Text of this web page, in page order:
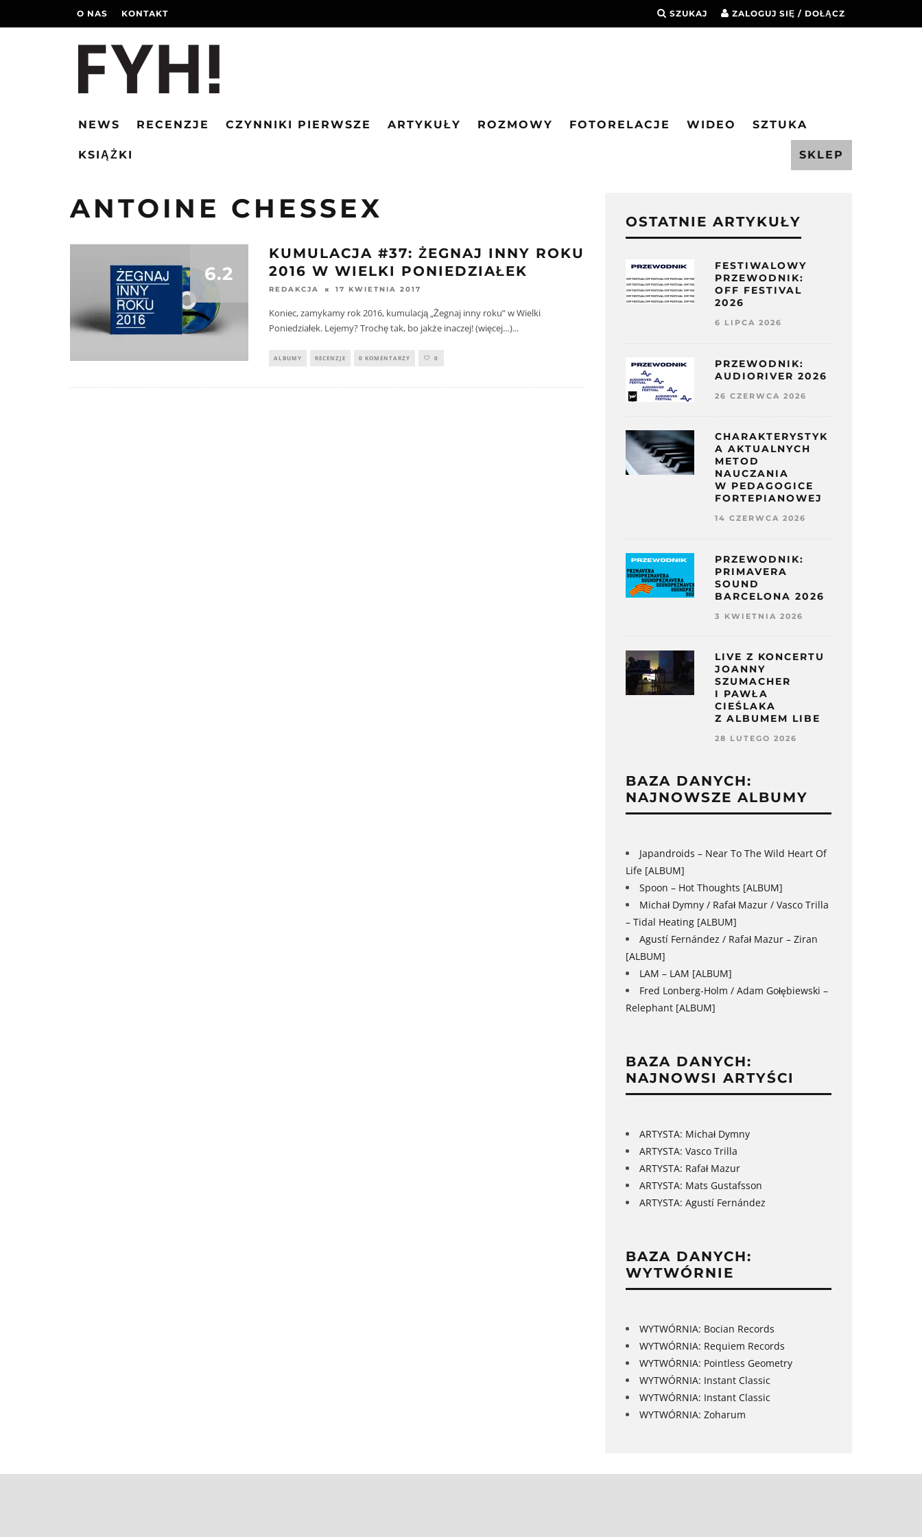
O NAS KONTAKT SZUKAJ ZALOGUJ SIĘ / DOŁĄCZ
NEWS RECENZJE CZYNNIKI PIERWSZE ARTYKUŁY ROZMOWY FOTORELACJE WIDEO SZTUKA
SKLEP
KSIĄŻKI
ANTOINE CHESSEX
6.2
KUMULACJA #37: ŻEGNAJ INNY ROKU
2016 W WIELKI PONIEDZIAŁEK
REDAKCJA 17 KWIETNIA 2017
Koniec, zamykamy rok 2016, kumulacją „Żegnaj inny roku” w Wielki
Poniedziałek. Lejemy? Trochę tak, bo jakże inaczej! (więcej…)...
ALBUMY RECENZJE 0 KOMENTARZY 0
OSTATNIE ARTYKUŁY
FESTIWALOWY
PRZEWODNIK:
OFF FESTIVAL
2026
6 LIPCA 2026
PRZEWODNIK:
AUDIORIVER 2026
26 CZERWCA 2026
CHARAKTERYSTYK
A AKTUALNYCH
METOD
NAUCZANIA
W PEDAGOGICE
FORTEPIANOWEJ
14 CZERWCA 2026
PRZEWODNIK:
PRIMAVERA
SOUND
BARCELONA 2026
3 KWIETNIA 2026
LIVE Z KONCERTU
JOANNY
SZUMACHER
I PAWŁA
CIEŚLAKA
Z ALBUMEM LIBE
28 LUTEGO 2026
BAZA DANYCH:
NAJNOWSZE ALBUMY
Japandroids – Near To The Wild Heart Of
Life [ALBUM]
Spoon – Hot Thoughts [ALBUM]
Michał Dymny / Rafał Mazur / Vasco Trilla
– Tidal Heating [ALBUM]
Agustí Fernández / Rafał Mazur – Ziran
[ALBUM]
LAM – LAM [ALBUM]
Fred Lonberg-Holm / Adam Gołębiewski –
Relephant [ALBUM]
BAZA DANYCH:
NAJNOWSI ARTYŚCI
ARTYSTA: Michał Dymny
ARTYSTA: Vasco Trilla
ARTYSTA: Rafał Mazur
ARTYSTA: Mats Gustafsson
ARTYSTA: Agustí Fernández
BAZA DANYCH:
WYTWÓRNIE
WYTWÓRNIA: Bocian Records
WYTWÓRNIA: Requiem Records
WYTWÓRNIA: Pointless Geometry
WYTWÓRNIA: Instant Classic
WYTWÓRNIA: Instant Classic
WYTWÓRNIA: Zoharum